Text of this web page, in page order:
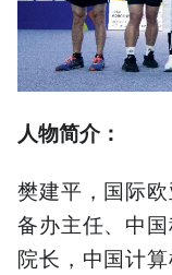
人物简介：
樊建平，国际
备办主任、中
院长，中国计